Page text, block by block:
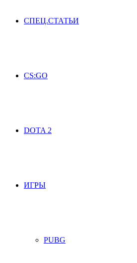
СПЕЦ.СТАТЬИ
CS:GO
DOTA 2
ИГРЫ
PUBG